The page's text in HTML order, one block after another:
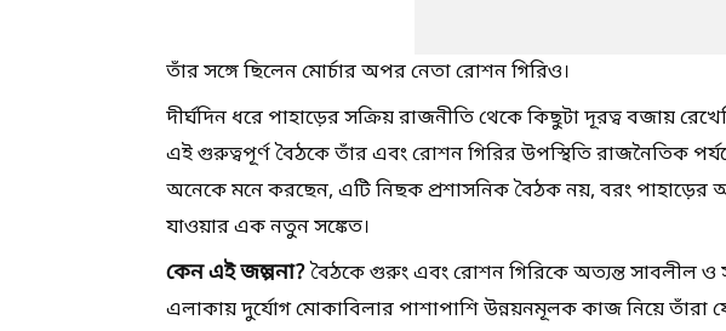
তাঁর সঙ্গে ছিলেন মোর্চার অপর নেতা রোশন গিরিও।
দীর্ঘদিন ধরে পাহাড়ের সক্রিয় রাজনীতি থেকে কিছুটা দূরত্ব বজায়
এই গুরুত্বপূর্ণ বৈঠকে তাঁর এবং রোশন গিরির উপস্থিতি রাজনৈতিক
অনেকে মনে করছেন, এটি নিছক প্রশাসনিক বৈঠক নয়, বরং পাহাড়ের
যাওয়ার এক নতুন সঙ্কেত।
কেন এই জল্পনা?বৈঠকে গুরুং এবং রোশন গিরিকে অত্যন্ত সাবলীল ও
এলাকায় দুর্যোগ মোকাবিলার পাশাপাশি উন্নয়নমূলক কাজ নিয়ে তাঁরা